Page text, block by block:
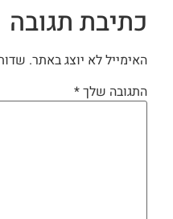
כתיבת תגובה
האימייל לא יוצג באתר.
התגובה שלך*